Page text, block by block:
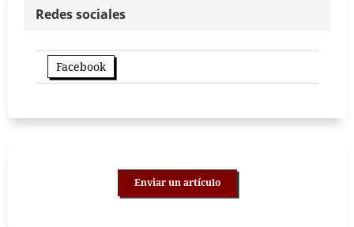
Redes sociales
Facebook
Enviar un artículo